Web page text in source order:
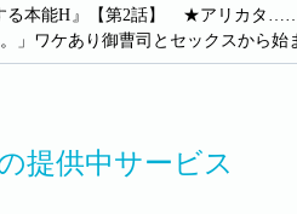
る本能H』【第2話】 ★アリカタ
ワケあり御曹司とセックスから始
提供中サービス